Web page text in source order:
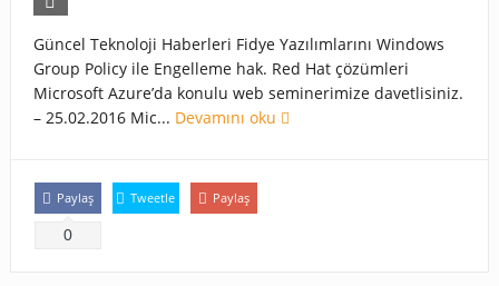
Güncel Teknoloji Haberleri Fidye Yazılımlarını Windows
Group Policy ile Engelleme hak. Red Hat çözümleri
Microsoft Azure’da konulu web seminerimize davetlisiniz.
– 25.02.2016 Mic... Devamını oku
Paylaş
0
Tweetle Paylaş